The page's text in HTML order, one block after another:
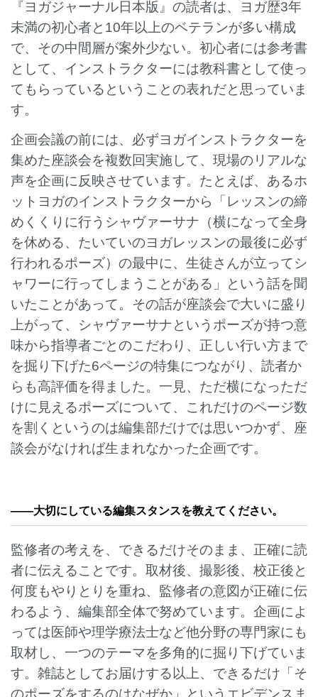
『ヨガジャーナル日本版』の読者は、ヨガ歴3年
未満の初心者と10年以上のベテランが多い構成
で、その中間層が案外少ない。初心者には参考書
として、インストラクターには教科書として使っ
てもらっているということの表れだと思っていま
す。
企画会議の前には、必ずヨガインストラクターを
集めた座談会を複数回実施して、現場のリアルな
声を企画に反映させています。たとえば、あるホ
ットヨガのインストラクターから「レッスンの締
めくくりに行うシャヴァーサナ（横になって全身
を休める、たいていのヨガレッスンの最後に必ず
行われるポーズ）の最中に、生徒さんが立ってシ
ャワーに行ってしまうことがある」という話を聞
いたことがあって。その話が座談会で大いに盛り
上がって、シャヴァーサナというポーズが持つ意
味から指導者ごとのこだわり、正しい行い方まで
を掘り下げた6ページの特集につながり、読者か
らも高評価を得ました。一見、ただ横になっただ
けに見えるポーズについて、これだけのページ数
を割くというのは編集部だけでは思いつかず、座
談会がなければ生まれなかった企画です。
——大切にしている編集スタンスを教えてください。
監修者の考えを、できるだけそのまま、正確に読
者に伝えることです。取材後、撮影後、校正後と
何度もやりとりを重ね、監修者の意図が正確に伝
わるよう、編集部全体で努めています。企画によ
っては医師や理学療法士など他分野の専門家にも
取材し、一つのテーマを多角的に掘り下げていま
す。雑誌としてお届けする以上、できるだけ「そ
のポーズをするのはなぜか」というエビデンスま